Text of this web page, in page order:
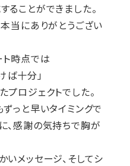
ることができました。
当にありがとうござい
ト時点では
ば十分」
プロジェクトでした。
っと早いタイミングで
、感謝の気持ちで胸が
いメッセージ、そしてシ